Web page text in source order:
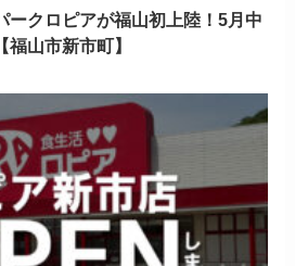
ークロピアが福山初上陸！5月中
山市新市町】